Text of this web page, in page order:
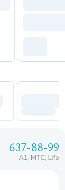
637-88-99
A1, МТС, Life